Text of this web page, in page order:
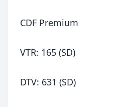
CDF Premium
VTR: 165 (SD)
DTV: 631 (SD)